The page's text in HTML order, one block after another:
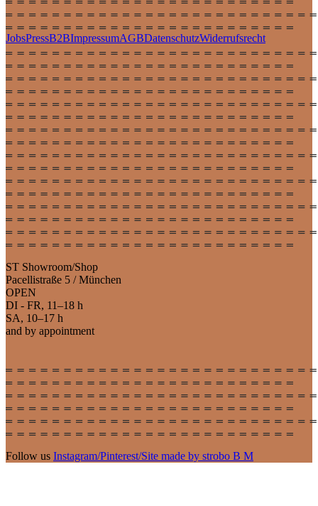
JobsPressB2BImpressumAGBDatenschutzWiderrufsrecht
ST Showroom/Shop
Pacellistraße 5 / München
OPEN
DI - FR, 11–18 h
SA, 10–17 h
and by appointment
Follow us Instagram/Pinterest/Site made by strobo B M